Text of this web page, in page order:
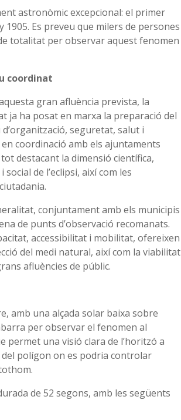
astronòmic excepcional: el primer
Es preveu que milers de persones
totalitat per observar aquest fenomen
coordinat
gran afluència prevista, la
ja ha posat en marxa la preparació del
seguretat, salut i
coordinació amb els ajuntaments
destacant la dimensió científica,
social de l’eclipsi, així com les
conjuntament amb els municipis
de punts d’observació recomanats.
accessibilitat i mobilitat, ofereixen
del medi natural, així com la viabilitat
afluències de públic.
amb una alçada solar baixa sobre
per observar el fenomen al
permet una visió clara de l’horitzó a
del polígon on es podria controlar
de 52 segons, amb les següents